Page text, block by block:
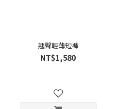
翹臀輕薄短褲
NT$1,580